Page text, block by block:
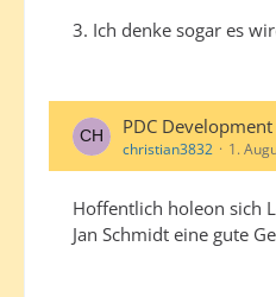
3. Ich denke sogar es
PDC
christian3832 1.
Hoffentlich holeon sich
Jan Schmidt eine gute